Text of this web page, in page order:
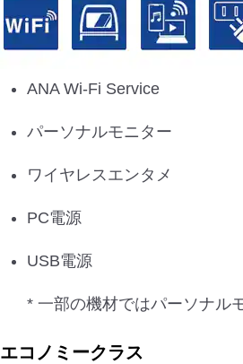
ANA Wi-Fi Service
パーソナルモニター
ワイヤレスエンタメ
PC電源
USB電源
* 一部の機材ではパーソナル
エコノミークラス